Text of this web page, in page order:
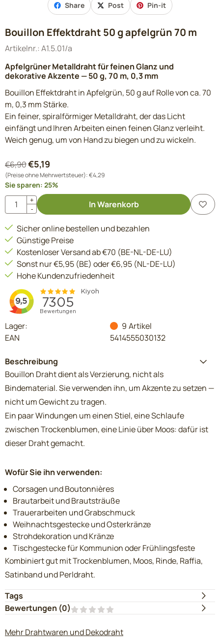
Share Post Pin-it
Bouillon Effektdraht 50 g apfelgrün 70 m
Artikelnr.: A1.5.01/a
Apfelgrüner Metalldraht für feinen Glanz und
dekorative Akzente — 50 g, 70 m, 0,3 mm
Bouillon Effektdraht in Apfelgrün, 50 g auf Rolle von ca. 70
m, 0,3 mm Stärke.
Ein feiner, spiralförmiger Metalldraht, der das Licht
einfängt und Ihren Arbeiten einen feinen Glanz verleiht.
Weich genug, um von Hand zu biegen und zu wickeln.
€6,90€5,19
(Preise ohne Mehrwertsteuer):€4,29
Sie sparen: 25%
Anzahl
+
-
In Warenkorb
Sicher online bestellen und bezahlen
Günstige Preise
Kostenloser Versand ab €70 (BE-NL-DE-LU)
Sonst nur €5,95 (BE) oder €6,95 (NL-DE-LU)
Hohe Kundenzufriedenheit
Lager: 9 Artikel
EAN
5414555030132
Beschreibung
Bouillon Draht dient als Verzierung, nicht als
Bindematerial. Sie verwenden ihn, um Akzente zu setzen —
nicht um Gewicht zu tragen.
Ein paar Windungen um einen Stiel, eine Schlaufe
zwischen Trockenblumen, eine Linie über Moos: dafür ist
dieser Draht gemacht.
Wofür Sie ihn verwenden:
Corsagen und Boutonnières
Brautarbeit und Brautsträuße
Trauerarbeiten und Grabschmuck
Weihnachtsgestecke und Osterkränze
Strohdekoration und Kränze
Tischgestecke für Kommunion oder Frühlingsfeste
Kombiniert gut mit Trockenblumen, Moos, Rinde, Raffia,
Satinband und Perldraht.
Tags
Bewertungen (0)
Mehr Drahtwaren und Dekodraht